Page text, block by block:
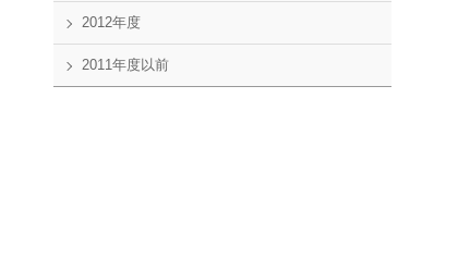
2012年度
2011年度以前